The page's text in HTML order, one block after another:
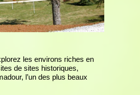
les environs riches en
de sites historiques,
l’un des plus beaux